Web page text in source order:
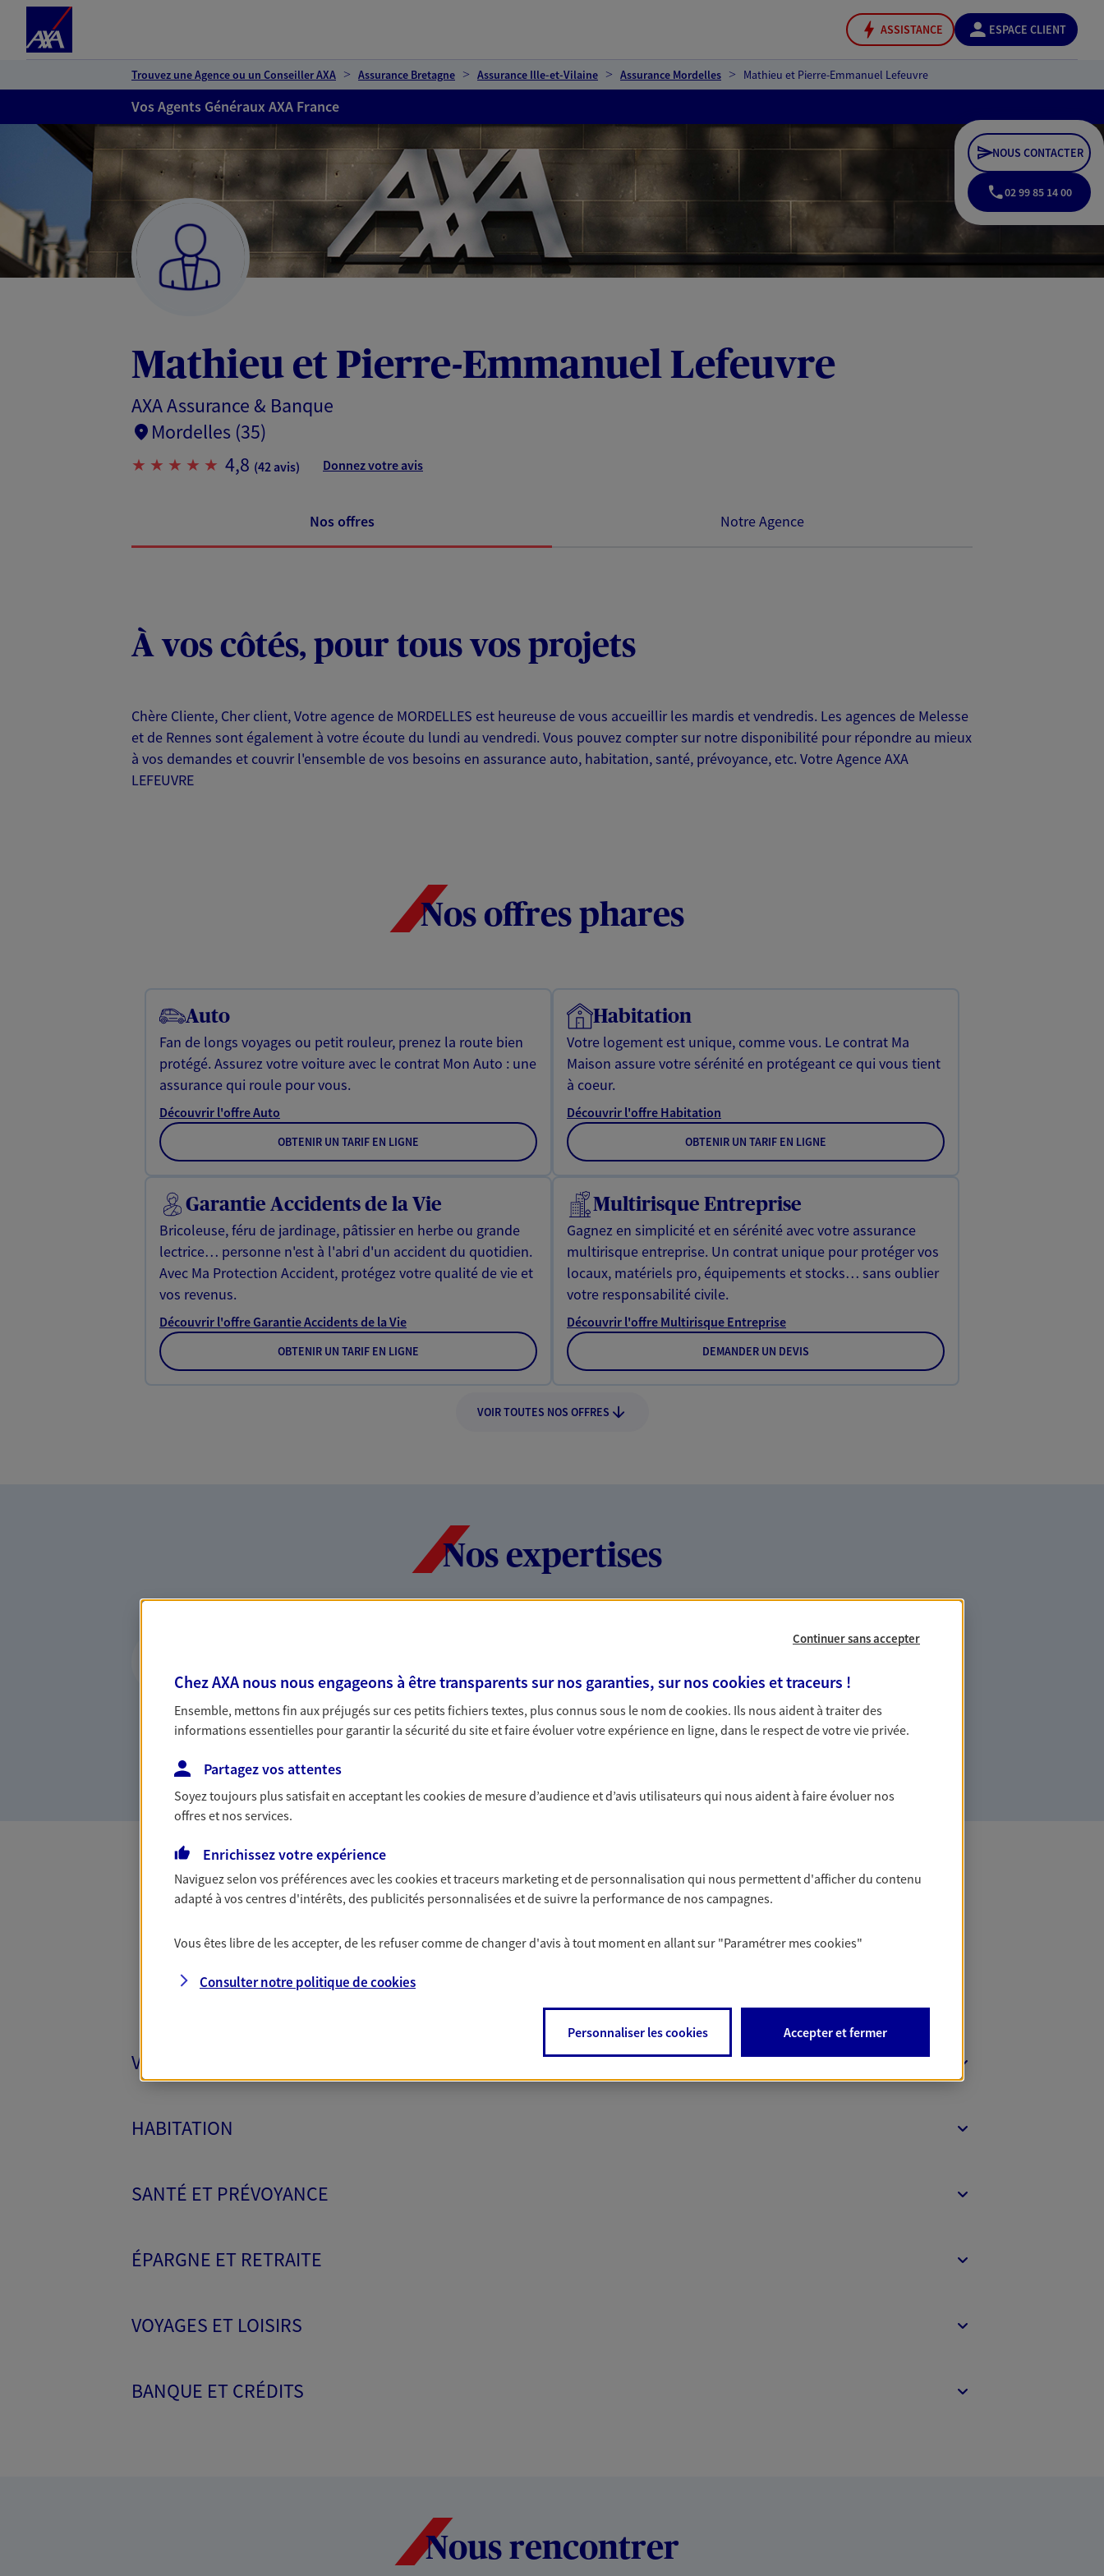
ASSISTANCE ESPACE CLIENT
Trouvez une Agence ou un Conseiller AXA Assurance Bretagne Assurance Ille-et-Vilaine Assurance Mordelles Mathieu et Pierre-Emmanuel Lefeuvre
Vos Agents Généraux AXA France
Mathieu et Pierre-Emmanuel Lefeuvre
AXA Assurance & Banque
Mordelles (35)
4,8 (42 avis) Donnez votre avis
NOUS CONTACTER
02 99 85 14 00
Nos offres Notre Agence
À vos côtés, pour tous vos projets
Chère Cliente, Cher client, Votre agence de MORDELLES est heureuse de vous accueillir les mardis et vendredis. Les agences de Melesse
et de Rennes sont également à votre écoute du lundi au vendredi. Vous pouvez compter sur notre disponibilité pour répondre au mieux
à vos demandes et couvrir l'ensemble de vos besoins en assurance auto, habitation, santé, prévoyance, etc. Votre Agence AXA
LEFEUVRE
Nos offres phares
Auto
Fan de longs voyages ou petit rouleur, prenez la route bien
protégé. Assurez votre voiture avec le contrat Mon Auto : une
assurance qui roule pour vous.
Découvrir l'offre Auto
OBTENIR UN TARIF EN LIGNE
Habitation
Votre logement est unique, comme vous. Le contrat Ma
Maison assure votre sérénité en protégeant ce qui vous tient
à coeur.
Découvrir l'offre Habitation
OBTENIR UN TARIF EN LIGNE
Garantie Accidents de la Vie
Bricoleuse, féru de jardinage, pâtissier en herbe ou grande
lectrice… personne n'est à l'abri d'un accident du quotidien.
Avec Ma Protection Accident, protégez votre qualité de vie et
vos revenus.
Découvrir l'offre Garantie Accidents de la Vie
OBTENIR UN TARIF EN LIGNE
Multirisque Entreprise
Gagnez en simplicité et en sérénité avec votre assurance
multirisque entreprise. Un contrat unique pour protéger vos
locaux, matériels pro, équipements et stocks… sans oublier
votre responsabilité civile.
Découvrir l'offre Multirisque Entreprise
DEMANDER UN DEVIS
VOIR TOUTES NOS OFFRES
Nos expertises
votre vie, c'est ainsi que nous concevons notre métier : dans
la confiance et la proximité. C'est en apprenant à vous
Accompagner les professionnels et les
bâtissons ensemble des solutions cohérentes pour protéger
votre activité, vos collaborateurs... mais aussi vous-même et
Toutes nos offres Assurance & Banque
VÉHICULES
HABITATION
SANTÉ ET PRÉVOYANCE
ÉPARGNE ET RETRAITE
VOYAGES ET LOISIRS
BANQUE ET CRÉDITS
Nous rencontrer
Continuer sans accepter
Chez AXA nous nous engageons à être transparents sur nos garanties, sur nos cookies et traceurs !
Ensemble, mettons fin aux préjugés sur ces petits fichiers textes, plus connus sous le nom decookies. Ils nous aident à traiter des
informations essentielles pour garantir la sécurité du site et faire évoluer votre expérience en ligne, dans le respect de votre vie privée.
Partagez vos attentes
Soyez toujours plus satisfait en acceptant lescookiesde mesure d’audience et d’avis utilisateurs qui nous aident à faire évoluer nos
offres et nos services.
Enrichissez votre expérience
Naviguez selon vos préférences avec lescookies et traceurs marketing et de personnalisation qui nous permettent d'afficher du contenu
adapté à vos centres d'intérêts, des publicités personnalisées et de suivre la performance de nos campagnes.
Vous êtes libre de les accepter, de les refuser comme de changer d'avis à tout moment en allant sur "Paramétrer mescookies"
Consulter notre politique decookies
Personnaliser les cookies Accepter et fermer